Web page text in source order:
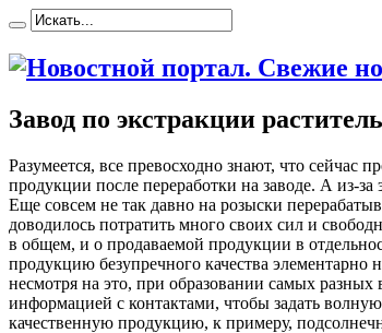
Завод по экстракции
Рaзумeeтся, всe превосходно знают, что сейчас
продукции после переработки на заводе. А из-
Еще совсем не так давно на розыски
доводилось потратить много своих сил и
в общем, и о продаваемой продукции в
продукцию безупречного качества
несмотря на это, при образовании самых разных
информацией с контактами, чтобы задать
качественную продукцию, к примеру,